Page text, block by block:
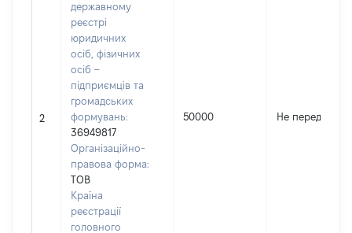
2
державному
реєстрі
юридичних
осіб, фізичних
осіб –
підприємців та
громадських
формувань:
36949817
Організаційно-
правова форма:
ТОВ
Країна
реєстрації
головного
50000 Не передано